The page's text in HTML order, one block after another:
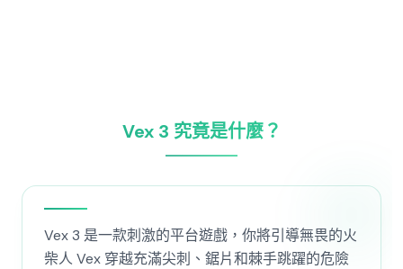
Vex 3 究竟是什麼？
Vex 3 是一款刺激的平台遊戲，你將引導無畏的火
柴人 Vex 穿越充滿尖刺、鋸片和棘手跳躍的危險